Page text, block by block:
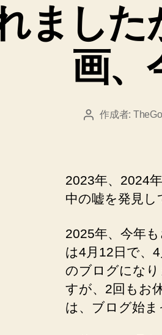
ました
画、
投
作成者:
2023年、2024
中の嘘を発見し
2025年、今年
は4月12日で、
のブログになり
すが、2回もお
は、ブログ始ま